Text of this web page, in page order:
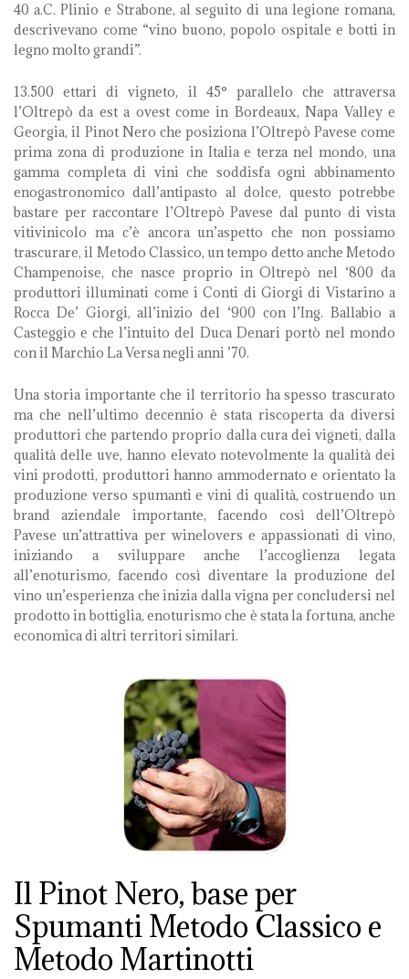
40 a.C. Plinio e Strabone, al seguito di una legione romana,
descrivevano come “vino buono, popolo ospitale e botti in
legno molto grandi”.
13.500 ettari di vigneto, il 45° parallelo che attraversa
l’Oltrepò da est a ovest come in Bordeaux, Napa Valley e
Georgia, il Pinot Nero che posiziona l’Oltrepò Pavese come
prima zona di produzione in Italia e terza nel mondo, una
gamma completa di vini che soddisfa ogni abbinamento
enogastronomico dall’antipasto al dolce, questo potrebbe
bastare per raccontare l’Oltrepò Pavese dal punto di vista
vitivinicolo ma c’è ancora un’aspetto che non possiamo
trascurare, il Metodo Classico, un tempo detto anche Metodo
Champenoise, che nasce proprio in Oltrepò nel ‘800 da
produttori illuminati come i Conti di Giorgi di Vistarino a
Rocca De’ Giorgi, all’inizio del ‘900 con l’Ing. Ballabio a
Casteggio e che l’intuito del Duca Denari portò nel mondo
con il Marchio La Versa negli anni ’70.
Una storia importante che il territorio ha spesso trascurato
ma che nell’ultimo decennio è stata riscoperta da diversi
produttori che partendo proprio dalla cura dei vigneti, dalla
qualità delle uve, hanno elevato notevolmente la qualità dei
vini prodotti, produttori hanno ammodernato e orientato la
produzione verso spumanti e vini di qualità, costruendo un
brand aziendale importante, facendo così dell’Oltrepò
Pavese un’attrattiva per winelovers e appassionati di vino,
iniziando a sviluppare anche l’accoglienza legata
all’enoturismo, facendo così diventare la produzione del
vino un’esperienza che inizia dalla vigna per concludersi nel
prodotto in bottiglia, enoturismo che è stata la fortuna, anche
economica di altri territori similari.
Il Pinot Nero, base per
Spumanti Metodo Classico e
Metodo Martinotti